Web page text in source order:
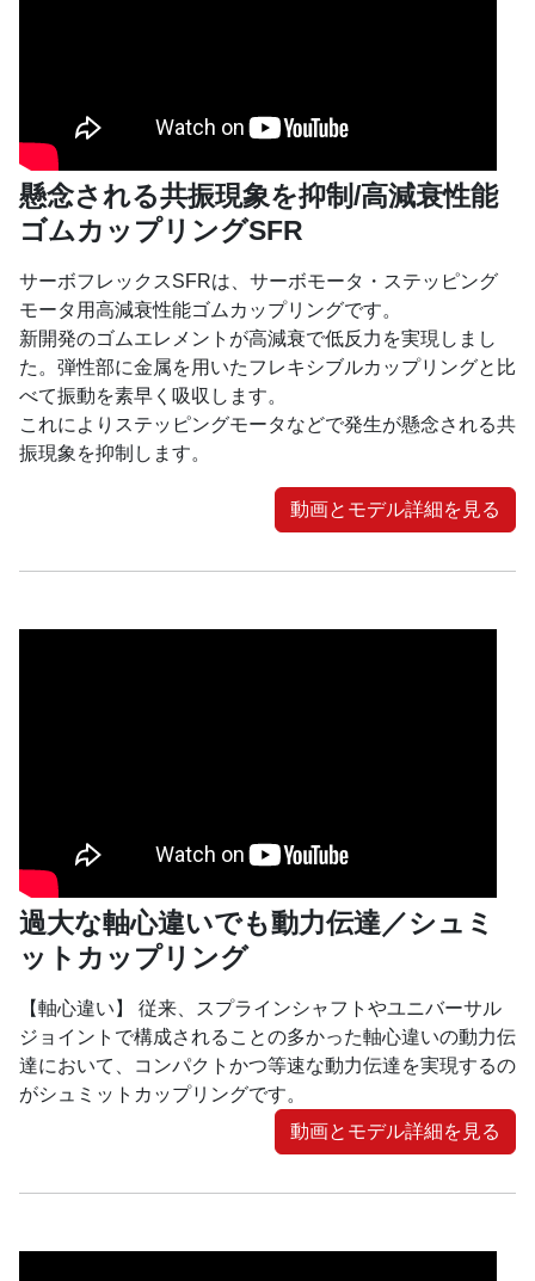
懸念される共振現象を抑制/高減衰性能
ゴムカップリングSFR
サーボフレックスSFRは、サーボモータ・ステッピング
モータ用高減衰性能ゴムカップリングです。
新開発のゴムエレメントが高減衰で低反力を実現しまし
た。弾性部に金属を用いたフレキシブルカップリングと比
べて振動を素早く吸収します。
これによりステッピングモータなどで発生が懸念される共
振現象を抑制します。
動画とモデル詳細を見る
過大な軸心違いでも動力伝達／シュミ
ットカップリング
【軸心違い】 従来、スプラインシャフトやユニバーサル
ジョイントで構成されることの多かった軸心違いの動力伝
達において、コンパクトかつ等速な動力伝達を実現するの
がシュミットカップリングです。
動画とモデル詳細を見る